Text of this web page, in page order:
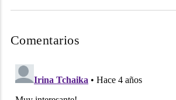
Comentarios